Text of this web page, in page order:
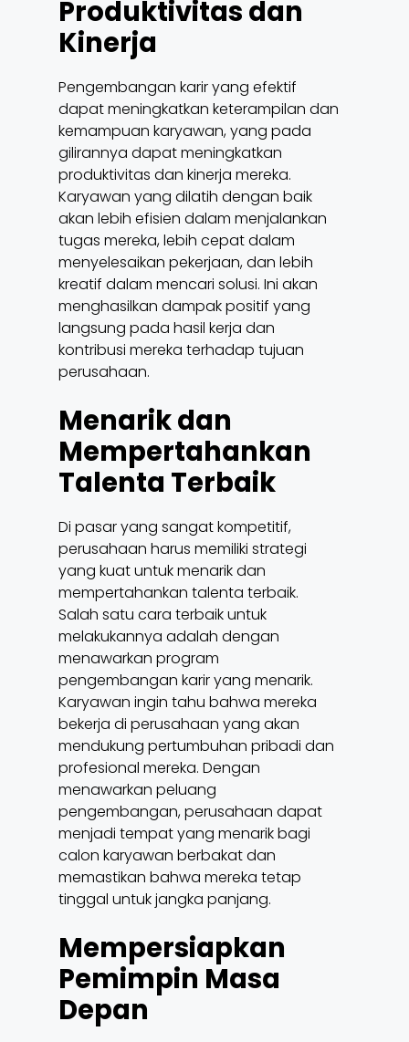
Produktivitas dan
Kinerja
Pengembangan karir yang efektif
dapat meningkatkan keterampilan dan
kemampuan karyawan, yang pada
gilirannya dapat meningkatkan
produktivitas dan kinerja mereka.
Karyawan yang dilatih dengan baik
akan lebih efisien dalam menjalankan
tugas mereka, lebih cepat dalam
menyelesaikan pekerjaan, dan lebih
kreatif dalam mencari solusi. Ini akan
menghasilkan dampak positif yang
langsung pada hasil kerja dan
kontribusi mereka terhadap tujuan
perusahaan.
Menarik dan
Mempertahankan
Talenta Terbaik
Di pasar yang sangat kompetitif,
perusahaan harus memiliki strategi
yang kuat untuk menarik dan
mempertahankan talenta terbaik.
Salah satu cara terbaik untuk
melakukannya adalah dengan
menawarkan program
pengembangan karir yang menarik.
Karyawan ingin tahu bahwa mereka
bekerja di perusahaan yang akan
mendukung pertumbuhan pribadi dan
profesional mereka. Dengan
menawarkan peluang
pengembangan, perusahaan dapat
menjadi tempat yang menarik bagi
calon karyawan berbakat dan
memastikan bahwa mereka tetap
tinggal untuk jangka panjang.
Mempersiapkan
Pemimpin Masa
Depan